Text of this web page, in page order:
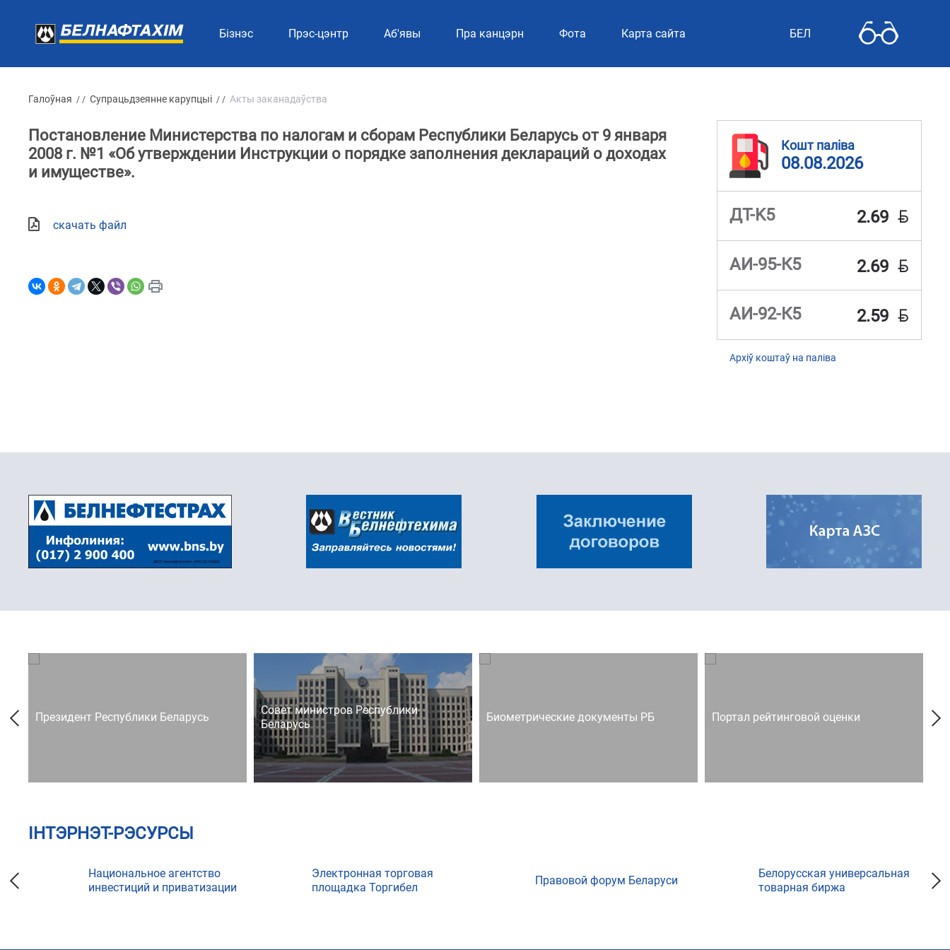
Бізнэс Прэс-цэнтр Аб'явы Пра канцэрн Фотa Карта сайта БЕЛ
Галоўная / / Супрацьдзеянне карупцыі / / Акты заканадаўства
Постановление Министерства по налогам и сборам Республики Беларусь от 9 января
2008 г. №1 «Об утверждении Инструкции о порядке заполнения деклараций о доходах
и имуществе».
скачать файл
Кошт паліва
08.08.2026
ДТ-K5 2.69 BYN
АИ-95-К5 2.69 BYN
АИ-92-К5 2.59 BYN
Архіў коштаў на паліва
Президент Республики Беларусь
Совет министров Республики
Беларусь
Биометрические документы РБ Портал рейтинговой оценки
ІНТЭРНЭТ-РЭСУРСЫ
Национальное агентство
инвестиций и приватизации
Электронная торговая
площадка Торгибел
Правовой форум Беларуси
Белорусская универсальная
товарная биржа